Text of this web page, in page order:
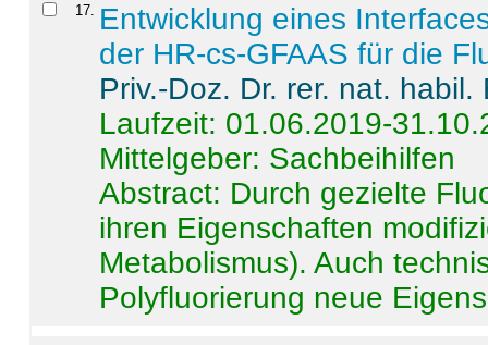
17
Entwicklung eines
der HR-cs-GFAAS für die
Priv.-Doz. Dr. rer. nat.
Laufzeit: 01.06.2019-
Mittelgeber: Sachbeihilfen
Abstract: Durch gezielte
ihren Eigenschaften
Metabolismus). Auch
Polyfluorierung neue